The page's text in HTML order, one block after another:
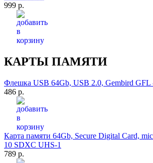
999 р.
КАРТЫ ПАМЯТИ
Флешка USB 64Gb, USB 2.0, Gembird GFL
486 р.
Карта памяти 64Gb, Secure Digital Card,
10 SDXC UHS-1
789 р.